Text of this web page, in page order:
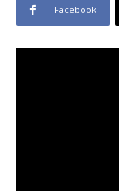
Facebook